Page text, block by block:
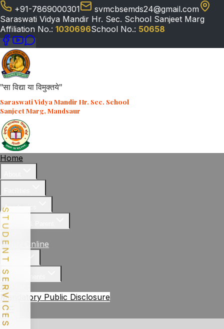
+91-7869000301
svmcbsemds24@gmail.com
Saraswati Vidya Mandir Hr. Sec. School Sanjeet Marg
Affiliation No.: 1030696School No.: 50658
"सा विद्या या विमुक्तये"
Saraswati Vidya Mandir Hr. Sec. School
Sanjeet Marg, Mandsaur
Home
Academics
Student & Parent
News
Apply Online
Gallery
Achievements
Contact
Mandatory Public Disclosure
STUDENT SERVICES